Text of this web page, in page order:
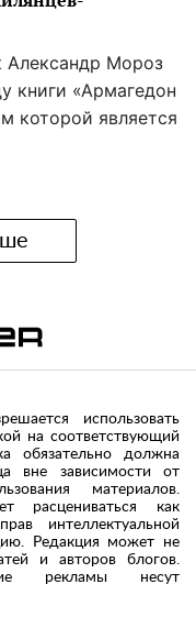
Александр Мороз
книги «Армагедон
которой является
использовать
на соответствующий
обязательно должна
вне зависимости от
материалов.
расцениваться как
интеллектуальной
Редакция может не
и авторов блогов.
рекламы несут